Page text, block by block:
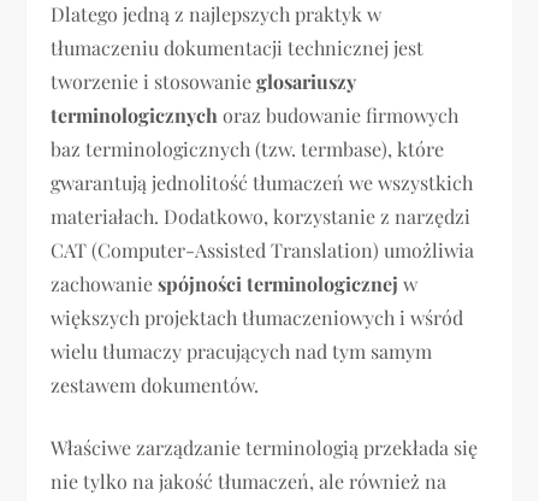
Dlatego jedną z najlepszych praktyk w
tłumaczeniu dokumentacji technicznej jest
tworzenie i stosowanieglosariuszy
terminologicznych oraz budowanie firmowych
baz terminologicznych (tzw. termbase), które
gwarantują jednolitość tłumaczeń we wszystkich
materiałach. Dodatkowo, korzystanie z narzędzi
CAT (Computer-Assisted Translation) umożliwia
zachowaniespójności terminologicznej w
większych projektach tłumaczeniowych i wśród
wielu tłumaczy pracujących nad tym samym
zestawem dokumentów.
Właściwe zarządzanie terminologią przekłada się
nie tylko na jakość tłumaczeń, ale również na